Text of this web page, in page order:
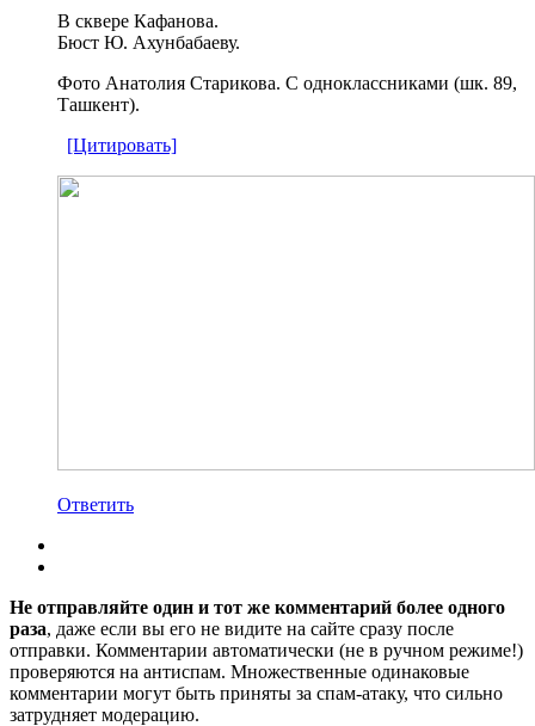
В сквере Кафанова.
Бюст Ю. Ахунбабаеву.
Фото Анатолия Старикова. С одноклассниками (шк. 89,
Ташкент).
[Цитировать]
Ответить
Не отправляйте один и тот же комментарий более одного
раза, даже если вы его не видите на сайте сразу после
отправки. Комментарии автоматически (не в ручном режиме!)
проверяются на антиспам. Множественные одинаковые
комментарии могут быть приняты за спам-атаку, что сильно
затрудняет модерацию.